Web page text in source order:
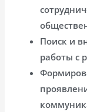
Поиск и
работы с